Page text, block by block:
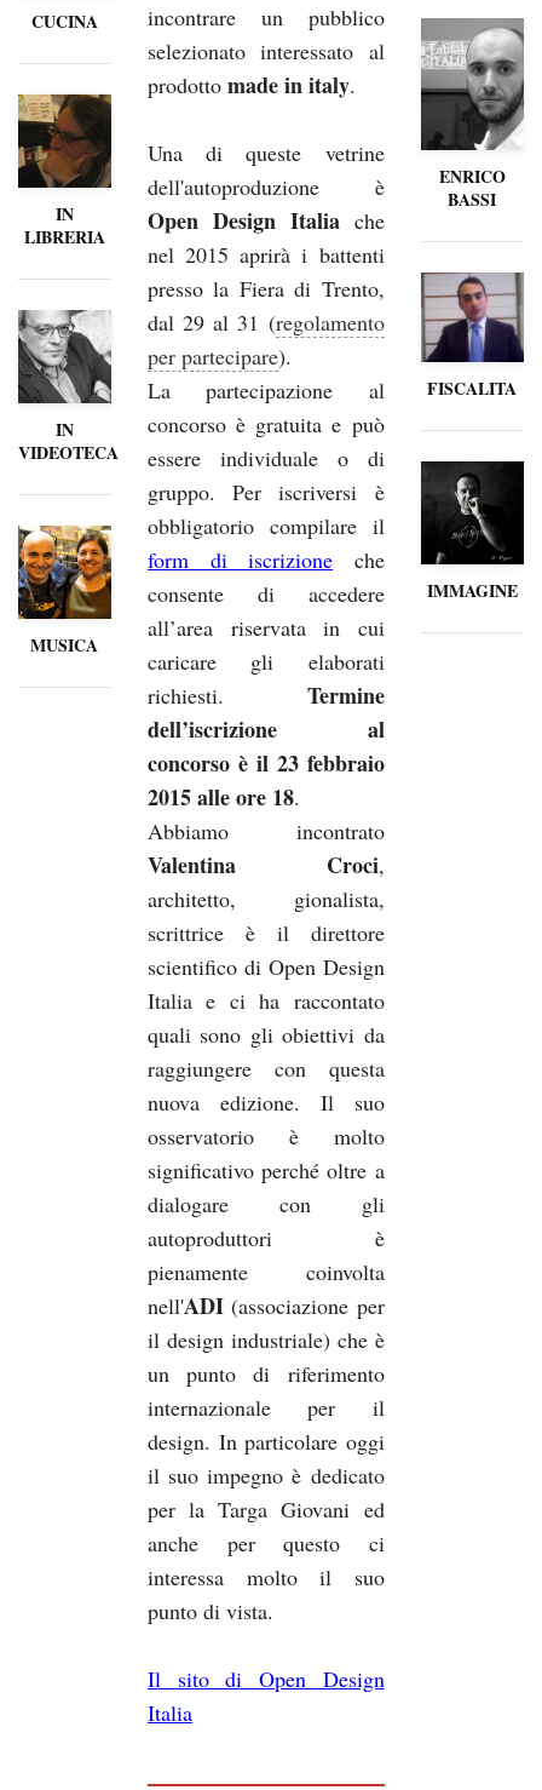
CUCINA
IN
LIBRERIA
IN
VIDEOTECA
MUSICA
incontrare un pubblico
selezionato interessato al
prodottomade in italy.
Una di queste vetrine
dell'autoproduzione è
Open Design Italiache
nel 2015 aprirà i battenti
presso la Fiera di Trento,
dal 29 al 31 (regolamento
per partecipare).
La partecipazione al
concorso è gratuita e può
essere individuale o di
gruppo. Per iscriversi è
obbligatorio compilare il
form di iscrizione che
consente di accedere
all’area riservata in cui
caricare gli elaborati
richiesti. Termine
dell’iscrizione al
concorso è il 23 febbraio
2015 alle ore 18.
Abbiamo incontrato
Valentina Croci,
architetto, gionalista,
scrittrice è il direttore
scientifico di Open Design
Italia e ci ha raccontato
quali sono gli obiettivi da
raggiungere con questa
nuova edizione. Il suo
osservatorio è molto
significativo perché oltre a
dialogare con gli
autoproduttori è
pienamente coinvolta
nell'ADI(associazione per
il design industriale) che è
un punto di riferimento
internazionale per il
design. In particolare oggi
il suo impegno è dedicato
per la Targa Giovani ed
anche per questo ci
interessa molto il suo
punto di vista.
Il sito di Open Design
Italia
ENRICO
BASSI
FISCALITA
IMMAGINE